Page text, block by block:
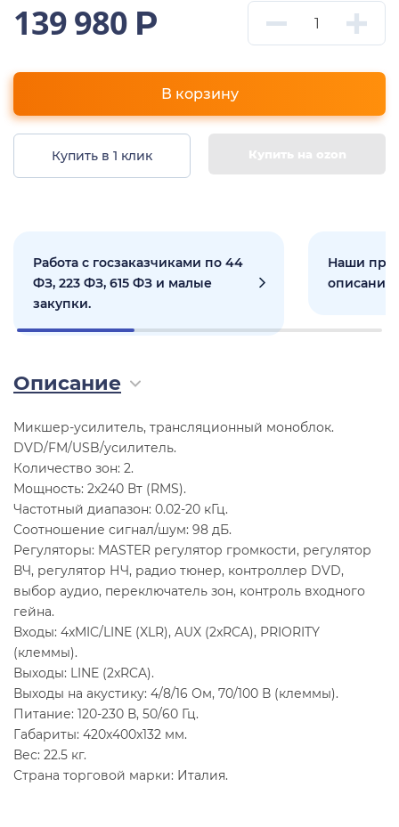
139 980 Р
В корзину
Купить в 1 клик Купить на ozon
Работа с госзаказчиками по 44
ФЗ, 223 ФЗ, 615 ФЗ и малые
закупки.
Наши
Описание
Микшер-усилитель, трансляционный моноблок.
DVD/FM/USB/усилитель.
Количество зон: 2.
Мощность: 2x240 Вт (RMS).
Частотный диапазон: 0.02-20 кГц.
Соотношение сигнал/шум: 98 дБ.
Регуляторы: MASTER регулятор громкости, регулятор
ВЧ, регулятор НЧ, радио тюнер, контроллер DVD,
выбор аудио, переключатель зон, контроль входного
гейна.
Входы: 4xMIC/LINE (XLR), AUX (2xRCA), PRIORITY
(клеммы).
Выходы: LINE (2xRCA).
Выходы на акустику: 4/8/16 Ом, 70/100 В (клеммы).
Питание: 120-230 В, 50/60 Гц.
Габариты: 420x400x132 мм.
Вес: 22.5 кг.
Страна торговой марки: Италия.